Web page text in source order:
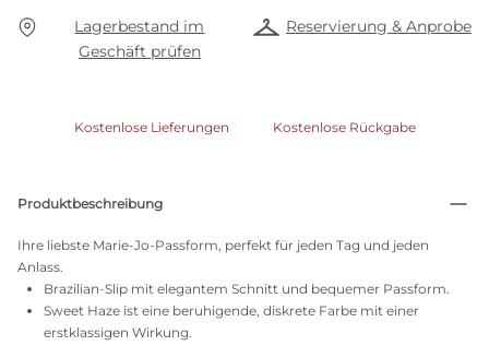
Lagerbestand im
Geschäft prüfen
Reservierung & Anprobe
Kostenlose Lieferungen Kostenlose Rückgabe
Produktbeschreibung
Ihre liebste Marie-Jo-Passform, perfekt für jeden Tag und jeden
Anlass.
Brazilian-Slip mit elegantem Schnitt und bequemer Passform.
Sweet Haze ist eine beruhigende, diskrete Farbe mit einer
erstklassigen Wirkung.